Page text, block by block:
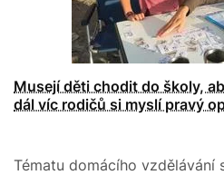
Musejí děti chodit do školy,
dál víc rodičů si myslí pravý
Tématu domácího vzdělávání